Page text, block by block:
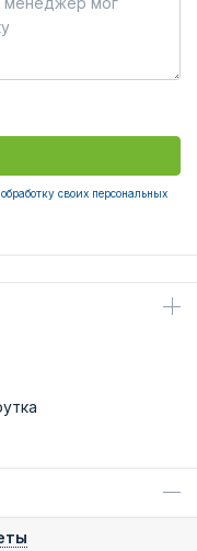
своих персональных